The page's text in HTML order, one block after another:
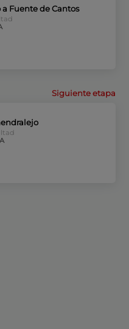
Fuente de Cantos
Siguiente etapa